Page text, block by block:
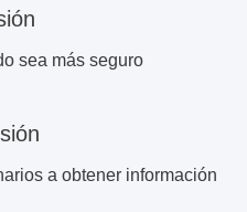
sea más seguro
a obtener información